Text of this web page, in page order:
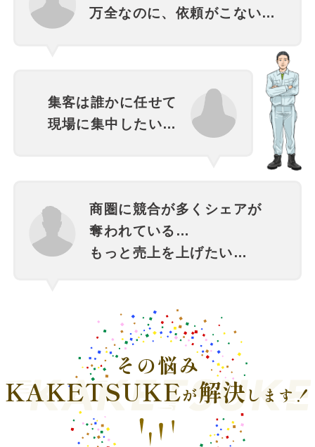
万全なのに、依頼がこない…
集客は誰かに任せて
現場に集中したい…
商圏に競合が多くシェアが
奪われている…
もっと売上を上げたい…
その悩み
KAKETSUKEが解決します！